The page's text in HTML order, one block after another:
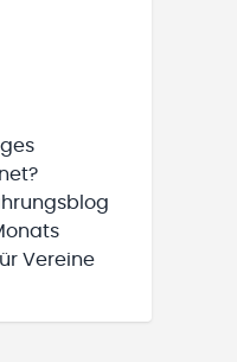
Vereine